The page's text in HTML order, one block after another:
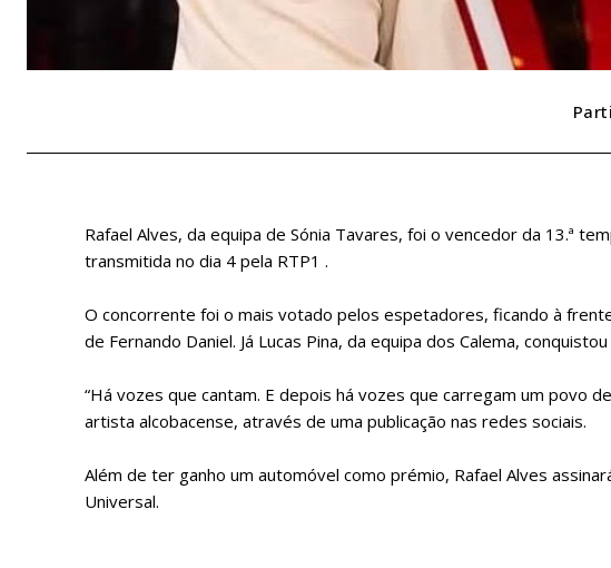
Rafael Alves, da equipa de Sónia Tavares, foi o vencedor da 13.ª
transmitida no dia 4 pela RTP1 .
O concorrente foi o mais votado pelos espetadores, ficando à
de Fernando Daniel. Já Lucas Pina, da equipa dos Calema,
“Há vozes que cantam. E depois há vozes que carregam um povo
artista alcobacense, através de uma publicação nas redes sociais.
Além de ter ganho um automóvel como prémio, Rafael Alves
Universal.